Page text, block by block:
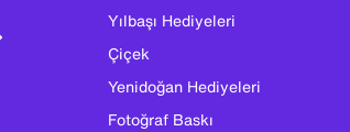
Yılbaşı Hediyeleri
Çiçek
Yenidoğan Hediyeleri
Fotoğraf Baskı